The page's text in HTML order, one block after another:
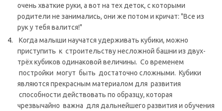
очень хваткие руки, а вот на тех деток, с которыми
родители не занимались, они же потом и кричат: "Все из
рук у тебя валится!"
Когда малыши научатся удерживать кубики, можно
приступить к строительству несложной башни из двух-
трёх кубиков одинаковой величины. Со временем
постройки могут быть достаточно сложными. Кубики
являются прекрасным материалом для развития
способности действовать по образцу, которая
чрезвычайно важна для дальнейшего развития и обучения